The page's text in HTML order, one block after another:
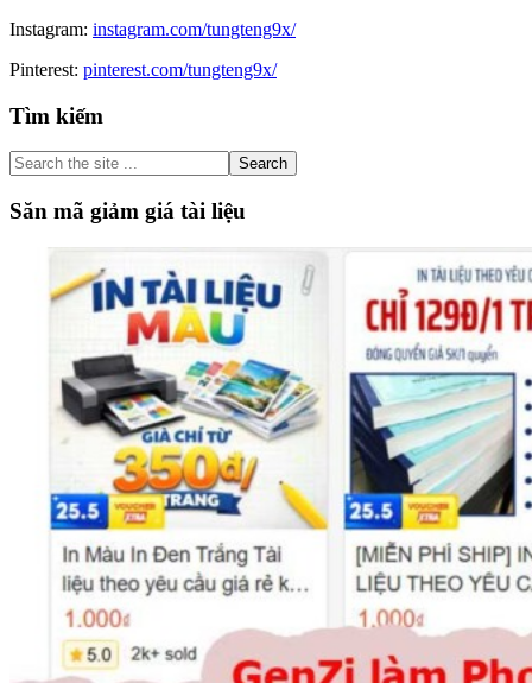
Instagram: instagram.com/tungteng9x/
Pinterest: pinterest.com/tungteng9x/
Primary
Sidebar
Tìm kiếm
Search
the
site
...
Săn mã giảm giá tài liệu